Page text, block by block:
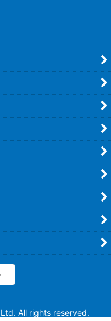
All rights reserved.